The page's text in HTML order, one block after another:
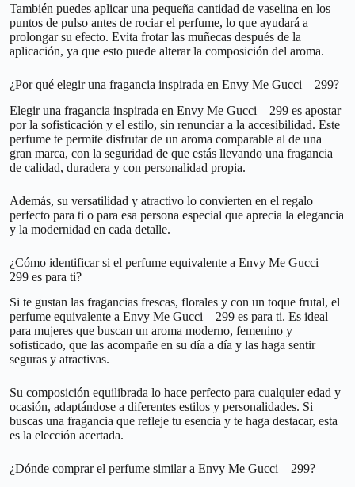
También puedes aplicar una pequeña cantidad de vaselina en los
puntos de pulso antes de rociar el perfume, lo que ayudará a
prolongar su efecto. Evita frotar las muñecas después de la
aplicación, ya que esto puede alterar la composición del aroma.
¿Por qué elegir una fragancia inspirada en Envy Me Gucci – 299?
Elegir una fragancia inspirada en Envy Me Gucci – 299 es apostar
por la sofisticación y el estilo, sin renunciar a la accesibilidad. Este
perfume te permite disfrutar de un aroma comparable al de una
gran marca, con la seguridad de que estás llevando una fragancia
de calidad, duradera y con personalidad propia.
Además, su versatilidad y atractivo lo convierten en el regalo
perfecto para ti o para esa persona especial que aprecia la elegancia
y la modernidad en cada detalle.
¿Cómo identificar si el perfume equivalente a Envy Me Gucci –
299 es para ti?
Si te gustan las fragancias frescas, florales y con un toque frutal, el
perfume equivalente a Envy Me Gucci – 299 es para ti. Es ideal
para mujeres que buscan un aroma moderno, femenino y
sofisticado, que las acompañe en su día a día y las haga sentir
seguras y atractivas.
Su composición equilibrada lo hace perfecto para cualquier edad y
ocasión, adaptándose a diferentes estilos y personalidades. Si
buscas una fragancia que refleje tu esencia y te haga destacar, esta
es la elección acertada.
¿Dónde comprar el perfume similar a Envy Me Gucci – 299?